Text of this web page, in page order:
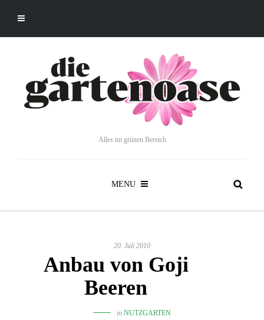
Alles im grünen Bereich
MENU
20. Juli 2010
Anbau von Goji
Beeren
in NUTZGARTEN